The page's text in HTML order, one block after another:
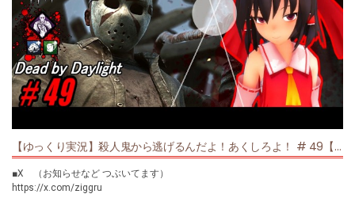
list=PL9WHkLDDeCHneFkJDDdRjmXatHzGkATOE
【DEAD BY DAYLIGHT】
https://www.youtube.com/playlist?
list=PL9WHkLDDeCHmvVnq73Pcum8_ibX6kTpFl
【Friday the 13th The Game】
https://www.youtube.com/playlist?
【I Expect You to Die】
mkLOPSorJxI
【ゆっくり実況】殺人鬼から逃げるんだよ！あくしろよ！ # 49【DEAD BY DAYLIGHT】
■X （お知らせなど つぶいてます）
https://x.com/ziggru